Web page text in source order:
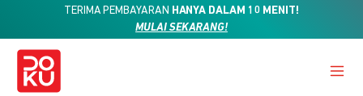
TERIMA PEMBAYARAN HANYA DALAM 10 MENIT!
MULAI SEKARANG!